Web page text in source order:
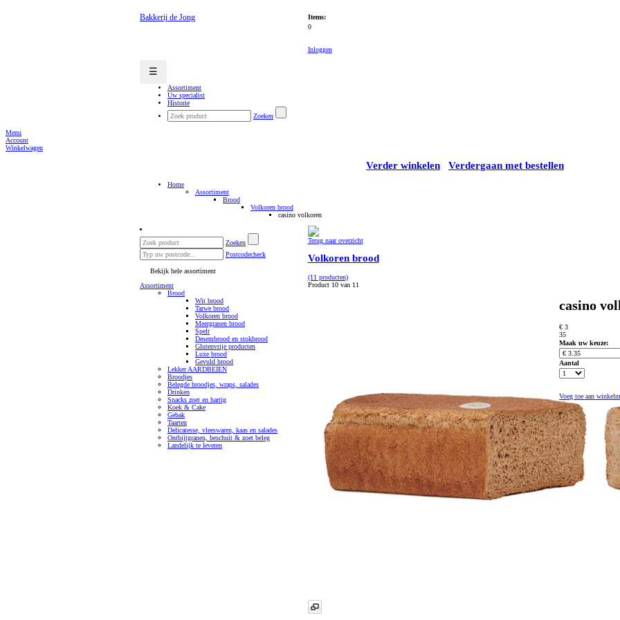
Bakkerij de Jong
Items:
0
Inloggen
☰
Assortiment
Uw specialist
Historie
Zoeken
Menu
Account
Winkelwagen
Verder winkelen Verdergaan met bestellen
Home
Assortiment
Brood
Volkoren brood
casino volkoren
Zoeken
Postcodecheck
Bekijk hele assortiment
Assortiment
Brood
Wit brood
Tarwe brood
Volkoren brood
Meergranen brood
Spelt
Desembrood en stokbrood
Glutenvrije producten
Luxe brood
Gevuld brood
Lekker AARDBEIEN
Broodjes
Belegde broodjes, wraps, salades
Drinken
Snacks zoet en hartig
Koek & Cake
Gebak
Taarten
Delicatesse, vleeswaren, kaas en salades
Ontbijtgranen, beschuit & zoet beleg
Landelijk te leveren
Terug naar overzicht
Volkoren brood
(11 producten)
Product 10 van 11
casino
€ 3
35
Maak uw keuze:
Aantal
Voeg toe aan